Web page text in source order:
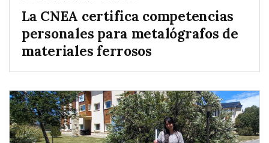
La CNEA certifica competencias
personales para metalógrafos de
materiales ferrosos